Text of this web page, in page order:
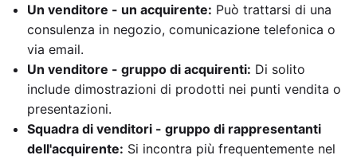
Un venditore - un acquirente: Può trattarsi di una
consulenza in negozio, comunicazione telefonica o
via email.
Un venditore - gruppo di acquirenti: Di solito
include dimostrazioni di prodotti nei punti vendita o
presentazioni.
Squadra di venditori - gruppo di rappresentanti
dell'acquirente: Si incontra più frequentemente nel